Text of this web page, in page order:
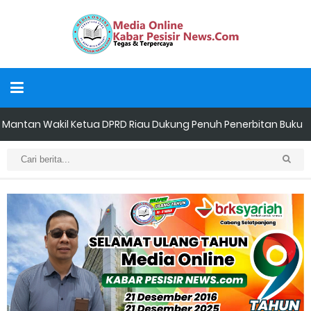
Mantan Wakil Ketua DPRD Riau Dukung Penuh Penerbitan Buku
Sejarah Perjuangan Lahirnya Kabupaten Kepulauan
MerantiMERANTI –
Apel Siaga Karhutla 2026 Digelar di Sabak Auh, Polsek dan
Forkopimcam Perkuat Kesiapsiagaan Cegah Kebakaran
Musyawarah LAM Ke-3 Tualang Sukses, Zulkifli Z (Nomor Urut 1)